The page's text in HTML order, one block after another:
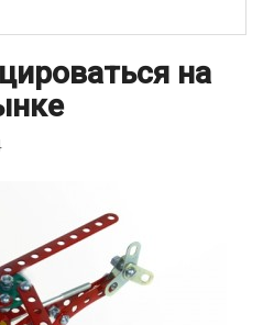
свой бизнес?
на